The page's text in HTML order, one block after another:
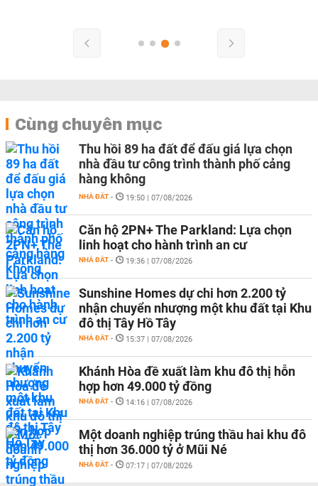
Cùng chuyên mục
Thu hồi 89 ha đất để đấu giá lựa chọn
nhà đầu tư công trình thành phố cảng
hàng không
NHÀ ĐẤT - 19:50 | 07/08/2026
Căn hộ 2PN+ The Parkland: Lựa chọn
linh hoạt cho hành trình an cư
NHÀ ĐẤT - 19:36 | 07/08/2026
Sunshine Homes dự chi hơn 2.200 tỷ
nhận chuyển nhượng một khu đất tại Khu
đô thị Tây Hồ Tây
NHÀ ĐẤT - 15:37 | 07/08/2026
Khánh Hòa đề xuất làm khu đô thị hỗn
hợp hơn 49.000 tỷ đồng
NHÀ ĐẤT - 14:16 | 07/08/2026
Một doanh nghiệp trúng thầu hai khu đô
thị hơn 36.000 tỷ ở Mũi Né
NHÀ ĐẤT - 07:17 | 07/08/2026